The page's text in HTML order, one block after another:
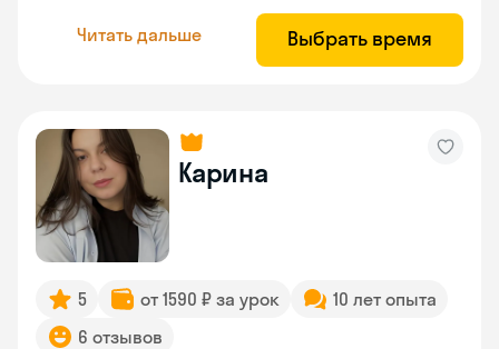
Читать дальше Выбрать время
Карина
5 от 1590 ₽ за урок
10 лет опыта
6 отзывов